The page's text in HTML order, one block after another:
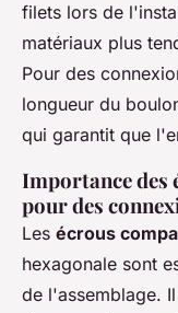
filets lors de
matériaux plus
Pour des
longueur du
qui garantit que
Importance des
pour des
Les écrous
hexagonale sont
de l'assemblage.